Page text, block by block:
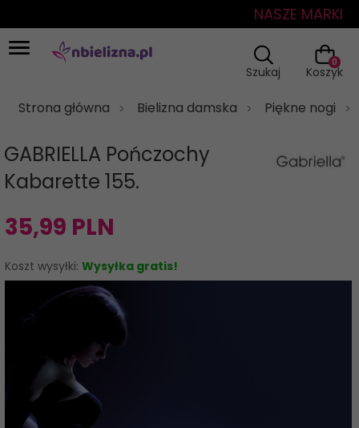
NASZE MARKI
Szukaj Koszyk
0
Strona główna Bielizna damska Piękne nogi
GABRIELLA Pończochy
Kabarette 155.
35,99 PLN
Koszt wysyłki: Wysyłka gratis!